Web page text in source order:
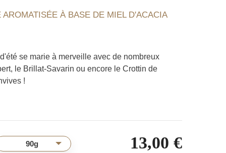
À BASE DE MIEL D'ACACIA
se marie à merveille avec de nombreux
le Brillat-Savarin ou encore le Crottin de
!
13,00 €
90g